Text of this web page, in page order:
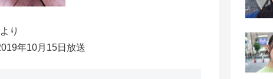
り
年10月15日放送